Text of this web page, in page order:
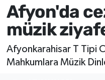
Afyon'da
müzik
Afyonkarahisar T Tipi
Mahkumlara Müzik
Sağlık
Eğitim
Sivil Toplum